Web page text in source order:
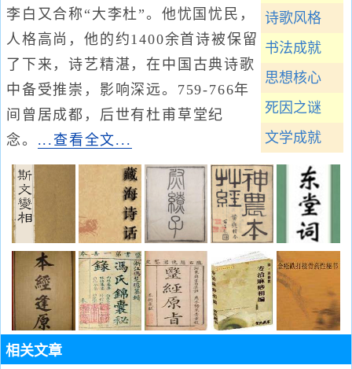
诗歌风格
书法成就
思想核心
死因之谜
文学成就
李白又合称“大李杜”。他忧国忧民，
人格高尚，他的约1400余首诗被保留
了下来，诗艺精湛，在中国古典诗歌
中备受推崇，影响深远。759-766年
间曾居成都，后世有杜甫草堂纪
念。 ...查看全文...
相关文章